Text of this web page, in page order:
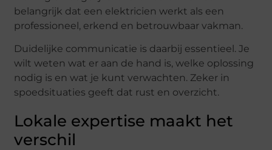
belangrijk dat een elektricien werkt als een
professioneel, erkend en betrouwbaar vakman.
Duidelijke communicatie is daarbij essentieel. Je
wilt weten wat er aan de hand is, welke oplossing
nodig is en wat je kunt verwachten. Zeker in
spoedsituaties geeft dat rust en overzicht.
Lokale expertise maakt het
verschil